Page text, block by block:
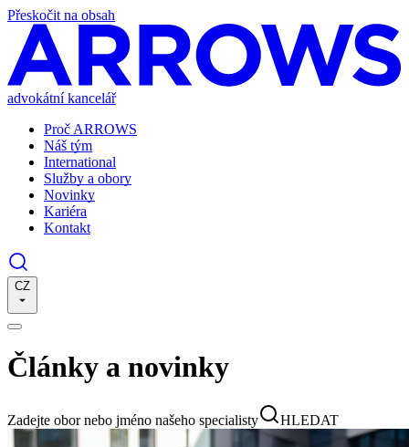
Přeskočit na obsah
advokátní kancelář
Proč ARROWS
Náš tým
International
Služby a obory
Novinky
Kariéra
Kontakt
CZ
Články a novinky
Zadejte obor nebo jméno našeho specialisty HLEDAT